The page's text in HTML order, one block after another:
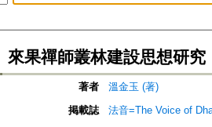
來果禪師叢林建設思想研究
著者
溫金玉 (著)
掲載誌
法音=The Voice of